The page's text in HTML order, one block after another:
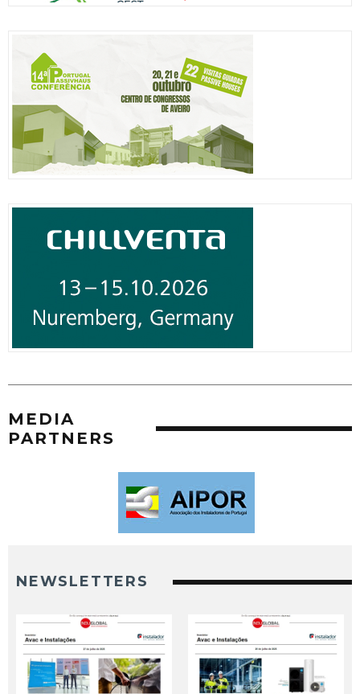
MEDIA
PARTNERS
NEWSLETTERS